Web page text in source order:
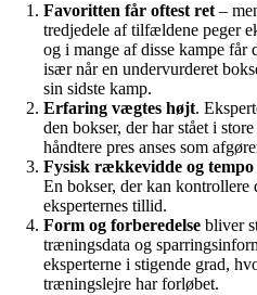
Favoritten får oftest ret –
tredjedele af tilfældene peger
og i mange af disse kampe får
især når en undervurderet
sin sidste kamp.
Erfaring vægtes højt.
den bokser, der har stået i
håndtere pres anses som
Fysisk rækkevidde og tempo
En bokser, der kan kontrollere
eksperternes tillid.
Form og forberedelse bliver
træningsdata og
eksperterne i stigende grad,
træningslejre har forløbet.